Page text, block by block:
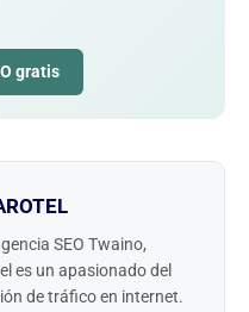
gratis
SEO Twaino,
es un apasionado del
de tráfico en internet.